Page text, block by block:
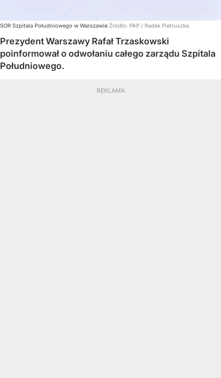
SOR Szpitala Południowego w Warszawie Źródło: PAP / Radek Pietruszka
Prezydent Warszawy Rafał Trzaskowski
poinformował o odwołaniu całego zarządu Szpitala
Południowego.